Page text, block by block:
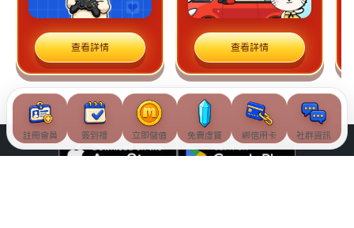
查看詳情 查看詳情
註冊會員 簽到禮 立即儲值 免費虛寶 綁信用卡 社群資訊